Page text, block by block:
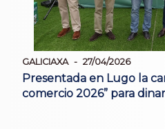
GALICIAXA 27/04/2026
Presentada en Lugo la
comercio 2026” para